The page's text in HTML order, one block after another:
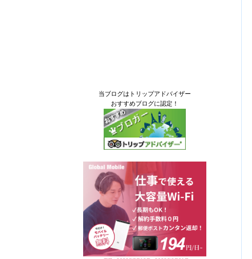
当ブログはトリップアドバイザー
おすすめブログに認定！